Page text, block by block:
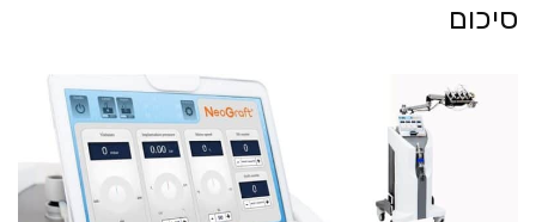
סיכום